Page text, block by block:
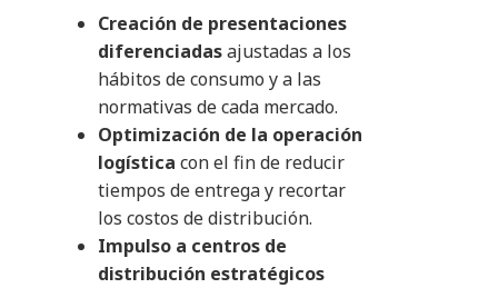
Creación de presentaciones
diferenciadasajustadas a los
hábitos de consumo y a las
normativas de cada mercado.
Optimización de la operación
logística con el fin de reducir
tiempos de entrega y recortar
los costos de distribución.
Impulso a centros de
distribución estratégicos